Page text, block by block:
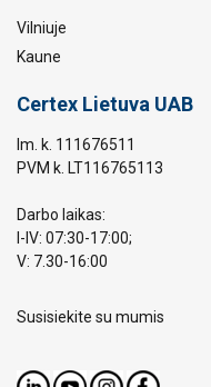
Vilniuje
Kaune
Certex Lietuva UAB
Im. k. 111676511
PVM k. LT116765113
Darbo laikas:
I-IV: 07:30-17:00;
V: 7.30-16:00
Susisiekite su mumis